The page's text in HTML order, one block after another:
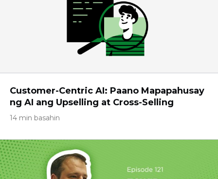
Customer-Centric AI: Paano Mapapahusay
ng AI ang Upselling at Cross-Selling
14 min basahin